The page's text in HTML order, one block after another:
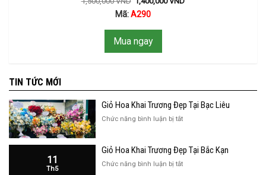
Mã:A290
Mua ngay
TIN TỨC MỚI
Giỏ Hoa Khai Trương Đẹp Tại Bạc Liêu
Chức năng bình luận bị tắtở
Khai
Đẹp
11
Th5
Giỏ Hoa Khai Trương Đẹp Tại Bắc Kạn
Chức năng bình luận bị tắtở